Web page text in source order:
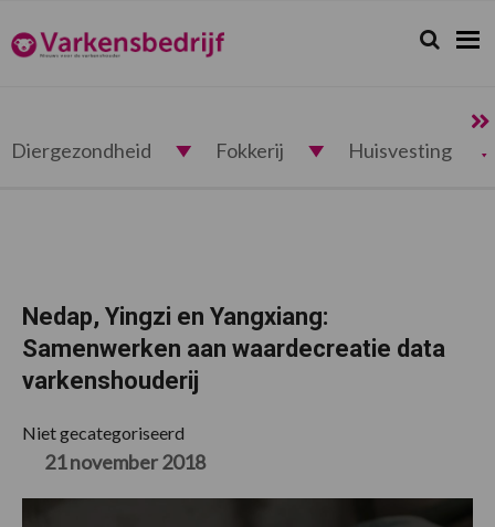
de
hoofdnavigatie
de
hoofd
de
eerste
de
voettekst
Varkensbedrijf.nl Zoeken...
Zoek
Diergezondheid Fokkerij Huisvesting
Nedap, Yingzi en Yangxiang:
Samenwerken aan waardecreatie data
varkenshouderij
Niet gecategoriseerd
21 november 2018